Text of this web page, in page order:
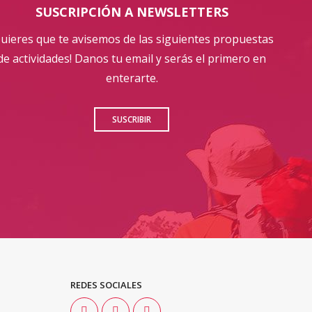
SUSCRIPCIÓN A NEWSLETTERS
que te avisemos de las siguientes propuestas
actividades! Danos tu email y serás el primero en
enterarte.
SUSCRIBIR
REDES SOCIALES